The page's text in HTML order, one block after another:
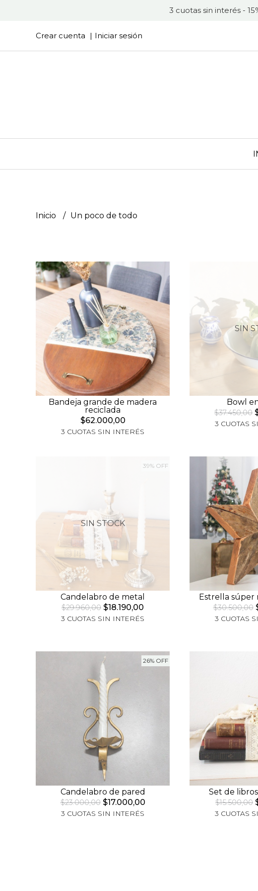
3 cuotas sin interés -
Crear cuenta Iniciar sesión
Inicio Un poco de todo
Bandeja grande de madera
reciclada
$62.000,00
3 CUOTAS SIN INTERÉS
SIN
Bowl
$37.450,00
3 CUOTAS
39% OFF
SIN STOCK
Candelabro de metal
$29.960,00 $18.190,00
3 CUOTAS SIN INTERÉS
Estrella súper
$30.500,00
3 CUOTAS
26% OFF
Candelabro de pared
$23.000,00$17.000,00
3 CUOTAS SIN INTERÉS
Set de
$15.500,00
3 CUOTAS